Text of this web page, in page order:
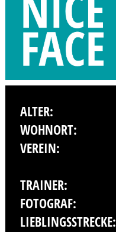
ALTER:
WOHNORT:
VEREIN:
TRAINER:
FOTOGRAF:
LIEBLINGSSTRECKE: